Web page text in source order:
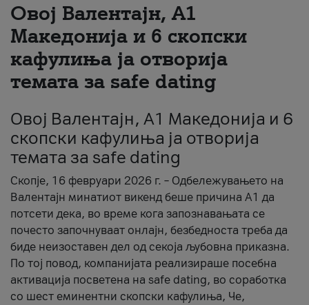
Овој Валентајн, A1
Македонија и 6 скопски
кафулиња ја отворија
темата за safe dating
Овој Валентајн, A1 Македонија и 6
скопски кафулиња ја отворија
темата за safe dating
Скопје, 16 февруари 2026 г. – Одбележувањето на
Валентајн минатиот викенд беше причина А1 да
потсети дека, во време кога запознавањата се
почесто започнуваат онлајн, безбедноста треба да
биде неизоставен дел од секоја љубовна приказна.
По тој повод, компанијата реализираше посебна
активација посветена на safe dating, во соработка
со шест еминентни скопски кафулиња, Че,